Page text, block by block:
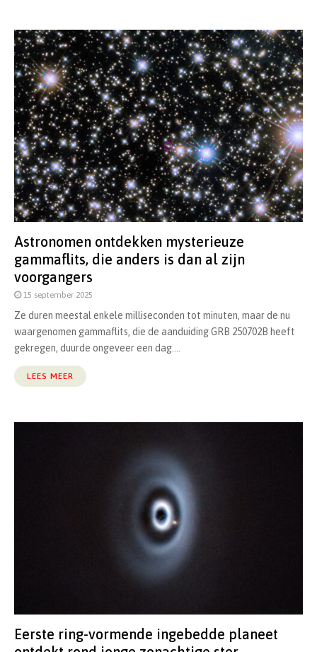
Astronomen ontdekken mysterieuze
gammaflits, die anders is dan al zijn
voorgangers
15 september 2025
Ze duren meestal enkele milliseconden tot minuten, maar de nu
waargenomen gammaflits, die de aanduiding GRB 250702B heeft
gekregen, duurde ongeveer een dag....
LEES MEER
Eerste ring-vormende ingebedde planeet